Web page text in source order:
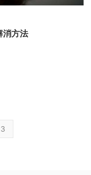
消方法
3